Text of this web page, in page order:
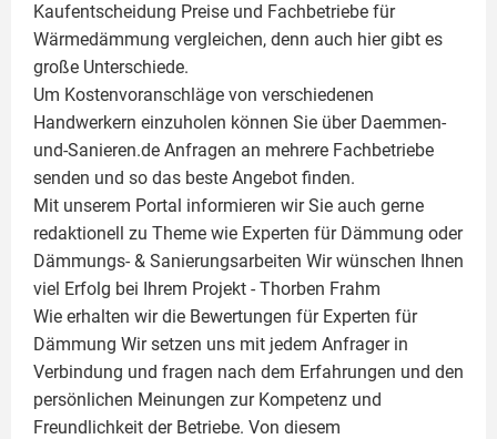
Kaufentscheidung Preise und Fachbetriebe für
Wärmedämmung vergleichen, denn auch hier gibt es
große Unterschiede.
Um Kostenvoranschläge von verschiedenen
Handwerkern einzuholen können Sie über Daemmen-
und-Sanieren.de Anfragen an mehrere Fachbetriebe
senden und so das beste Angebot finden.
Mit unserem Portal informieren wir Sie auch gerne
redaktionell zu Theme wie Experten für Dämmung oder
Dämmungs- & Sanierungsarbeiten Wir wünschen Ihnen
viel Erfolg bei Ihrem Projekt - Thorben Frahm
Wie erhalten wir die Bewertungen für Experten für
Dämmung Wir setzen uns mit jedem Anfrager in
Verbindung und fragen nach dem Erfahrungen und den
persönlichen Meinungen zur Kompetenz und
Freundlichkeit der Betriebe. Von diesem